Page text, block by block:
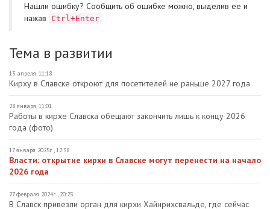
Нашли ошибку? Cообщить об ошибке можно, выделив ее и
нажав
Ctrl+Enter
Тема в развитии
13 апреля, 11:18
Кирху в Славске откроют для посетителей не раньше 2027 года
28 января, 11:01
Работы в кирхе Славска обещают закончить лишь к концу 2026
года (фото)
17 января 2025г., 12:38
Власти: открытие кирхи в Славске могут перенести на начало
2026 года
27 февраля 2024г., 20:25
В Славск привезли орган для кирхи Хайнрихсвальде, где сейчас